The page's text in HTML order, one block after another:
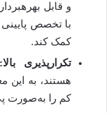
و قابل
با تخصص پایینی
کمک کند.
تکرارپذیری بالا:
هستند، به این
کم را به‌صورت پی